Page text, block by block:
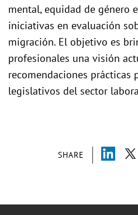
SHARE
mental, equidad de género
iniciativas en evaluación
migración. El objetivo es
profesionales una visión
recomendaciones prácticas
legislativos del sector